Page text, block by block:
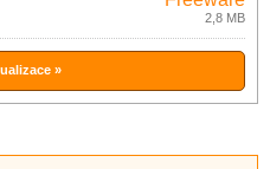
2,8 MB
»